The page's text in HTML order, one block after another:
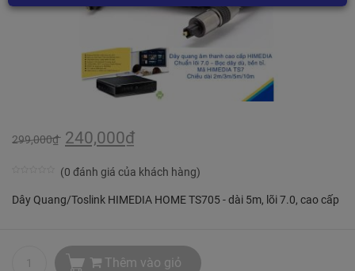
299,000₫ 240,000₫
trên
(0 đánh giá của khách hàng)
Dây Quang/Toslink HIMEDIA HOME TS705 - dài 5m, lõi 7.0, cao cấp
Thêm vào giỏ